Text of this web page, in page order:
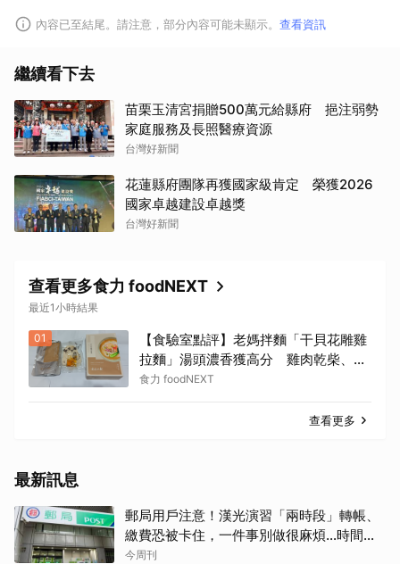
內容已至結尾。請注意，部分內容可能未顯示。 查看資訊
繼續看下去
苗栗玉清宮捐贈500萬元給縣府 挹注弱勢
家庭服務及長照醫療資源
台灣好新聞
花蓮縣府團隊再獲國家級肯定 榮獲2026
國家卓越建設卓越獎
台灣好新聞
查看更多食力 foodNEXT
最近1小時結果
01
【食驗室點評】老媽拌麵「干貝花雕雞
拉麵」湯頭濃香獲高分 雞肉乾柴、配
料單調成扣分點
食力 foodNEXT
查看更多
最新訊息
郵局用戶注意！漢光演習「兩時段」轉帳、
繳費恐被卡住，一件事別做很麻煩…時間、
影響、備案一次看
今周刊